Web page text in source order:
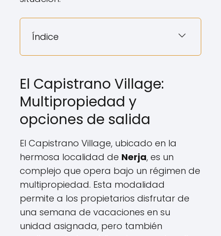
Índice
El Capistrano Village:
Multipropiedad y
opciones de salida
El Capistrano Village, ubicado en la
hermosa localidad de Nerja, es un
complejo que opera bajo un régimen de
multipropiedad. Esta modalidad
permite a los propietarios disfrutar de
una semana de vacaciones en su
unidad asignada, pero también